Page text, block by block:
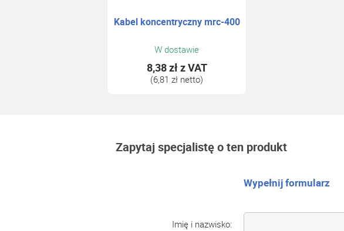
Kabel koncentryczny mrc-400
W dostawie
8,38 złz VAT
(6,81 zł netto)
Zapytaj specjalistę o ten produkt
Wypełnij formularz
Imię i nazwisko: